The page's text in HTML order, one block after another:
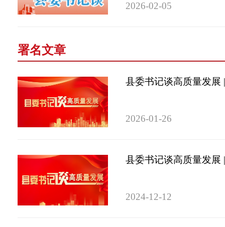
2026-02-05
署名文章
县委书记谈高质量发展
2026-01-26
县委书记谈高质量发展
2024-12-12